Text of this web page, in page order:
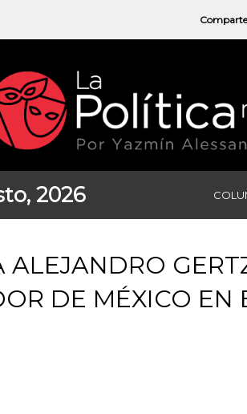
2026
ALEJANDRO
DE MÉXICO EN